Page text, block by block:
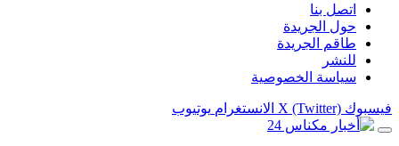
اتصل بنا
حول الجريدة
طاقم الجريدة
للنشر
سياسة الخصوصية
فيسبوك X (Twitter) الانستغرام يوتيوب